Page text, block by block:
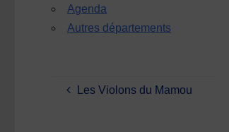
Agenda
Autres départements
Les Violons du Mamou